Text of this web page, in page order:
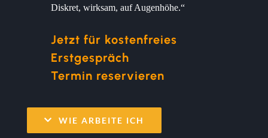
Diskret, wirksam, auf Augenhöhe.“
Jetzt für kostenfreies
Erstgespräch
Termin reservieren
WIE ARBEITE ICH